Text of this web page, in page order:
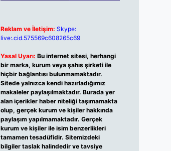
Reklam ve İletişim: Skype:
live:.cid.575569c608265c69
Yasal Uyarı: Bu internet sitesi, herhangi
bir marka, kurum veya şahıs şirketi ile
hiçbir bağlantısı bulunmamaktadır.
Sitede yalnızca kendi hazırladığımız
makaleler paylaşılmaktadır. Burada yer
alan içerikler haber niteliği taşımamakta
olup, gerçek kurum ve kişiler hakkında
paylaşım yapılmamaktadır. Gerçek
kurum ve kişiler ile isim benzerlikleri
tamamen tesadüfidir. Sitemizdeki
bilgiler taslak halindedir ve tavsiye